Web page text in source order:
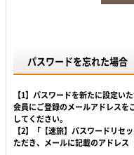
パスワードを忘れた場合
【1】パスワードを新たに設定い
会員にご登録のメールアドレスを
してください。
【2】「【速旅】パスワードリセ
ただき、メールに記載のアドレス